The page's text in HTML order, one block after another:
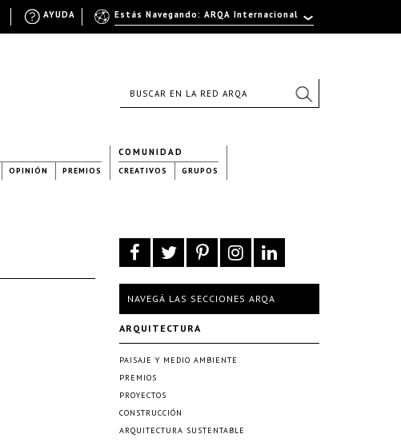
OPINIÓN PREMIOS
COMUNIDAD
CREATIVOS GRUPOS
NAVEGÁ LAS SECCIONES ARQA
ARQUITECTURA
PAISAJE Y MEDIO AMBIENTE
PREMIOS
PROYECTOS
CONSTRUCCIÓN
ARQUITECTURA SUSTENTABLE
Estás Navegando: ARQA Internacional
AYUDA